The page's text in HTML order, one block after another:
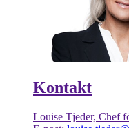
Kontakt
Louise Tjeder, Chef